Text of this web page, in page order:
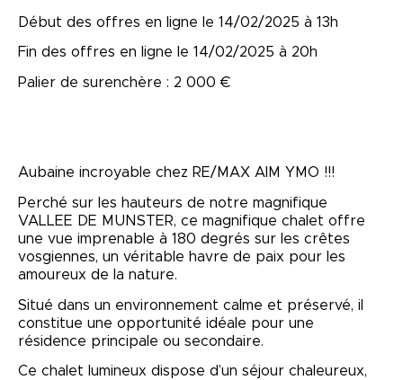
Début des offres en ligne le 14/02/2025 à 13h
Fin des offres en ligne le 14/02/2025 à 20h
Palier de surenchère : 2 000 €
Aubaine incroyable chez RE/MAX AIM YMO !!!
Perché sur les hauteurs de notre magnifique
VALLEE DE MUNSTER, ce magnifique chalet offre
une vue imprenable à 180 degrés sur les crêtes
vosgiennes, un véritable havre de paix pour les
amoureux de la nature.
Situé dans un environnement calme et préservé, il
constitue une opportunité idéale pour une
résidence principale ou secondaire.
Ce chalet lumineux dispose d’un séjour chaleureux,